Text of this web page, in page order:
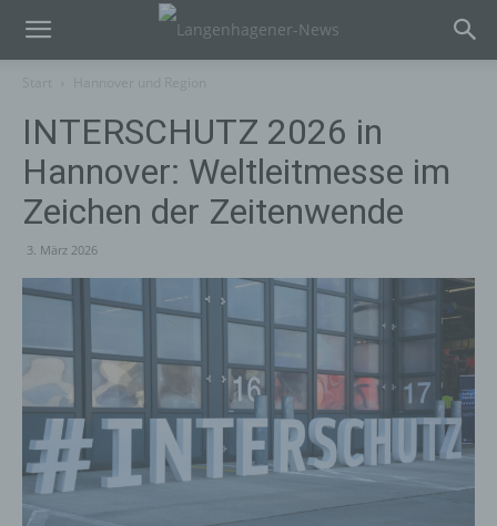
INTERSCHUTZ 2026 in
Hannover: Weltleitmesse im
Zeichen der Zeitenwende
3. März 2026